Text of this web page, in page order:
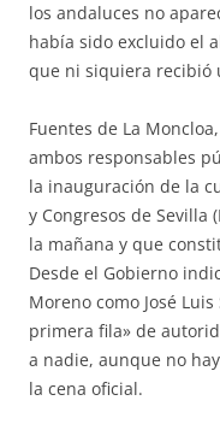
los andaluces no
había sido excluido el
que ni siquiera recibió
Fuentes de La
ambos responsables
la inauguración de la
y Congresos de Sevilla
la mañana y que
Desde el Gobierno
Moreno como José
primera fila» de
a nadie, aunque no
la cena oficial.